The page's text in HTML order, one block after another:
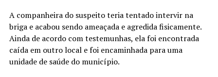
A companheira do suspeito teria tentado intervir na
briga e acabou sendo ameaçada e agredida fisicamente.
Ainda de acordo com testemunhas, ela foi encontrada
caída em outro local e foi encaminhada para uma
unidade de saúde do município.